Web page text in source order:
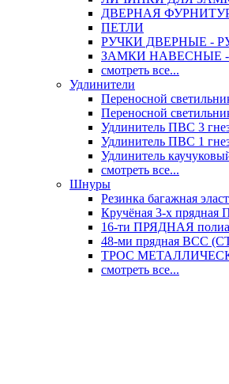
ДВЕРНАЯ
ПЕТЛИ
РУЧКИ ДВЕРНЫЕ -
ЗАМКИ НАВЕСНЫЕ
смотреть все...
Удлинители
Переносной
Переносной
Удлинитель ПВС 3
Удлинитель ПВС 1
Удлинитель
смотреть все...
Шнуры
Резинка багажная
Кручёная 3-х
16-ти ПРЯДНАЯ
48-ми прядная ВСС
ТРОС
смотреть все...